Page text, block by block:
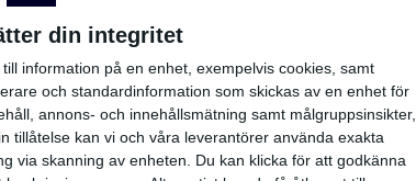
din integritet
information på en enhet, exempelvis cookies, samt
och standardinformation som skickas av en enhet för
annons- och innehållsmätning samt målgruppsinsikter,
tillåtelse kan vi och våra leverantörer använda exakta
via skanning av enheten. Du kan klicka för att godkänna
FAKTA